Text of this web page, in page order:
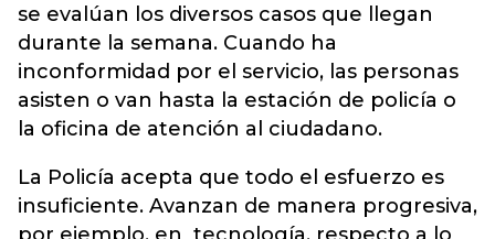
se evalúan los diversos casos que llegan
durante la semana. Cuando ha
inconformidad por el servicio, las personas
asisten o van hasta la estación de policía o
la oficina de atención al ciudadano.
La Policía acepta que todo el esfuerzo es
insuficiente. Avanzan de manera progresiva,